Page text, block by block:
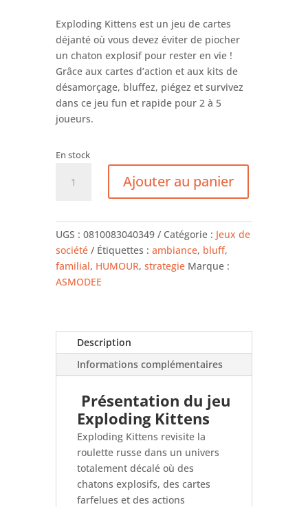
Exploding Kittens est un jeu de cartes
déjanté où vous devez éviter de piocher
un chaton explosif pour rester en vie !
Grâce aux cartes d’action et aux kits de
désamorçage, bluffez, piégez et survivez
dans ce jeu fun et rapide pour 2 à 5
joueurs.
En stock
-
jeu
de
carte
Ajouter au panier
UGS : 0810083040349 Catégorie : Jeux de
société
Étiquettes : ambiance, bluff,
familial, HUMOUR, strategie Marque :
ASMODEE
Description
Informations complémentaires
Présentation du jeu
Exploding Kittens
Exploding Kittens revisite la
roulette russe dans un univers
totalement décalé où des
chatons explosifs, des cartes
farfelues et des actions